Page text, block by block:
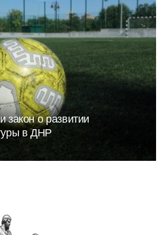
закон о развитии
в ДНР